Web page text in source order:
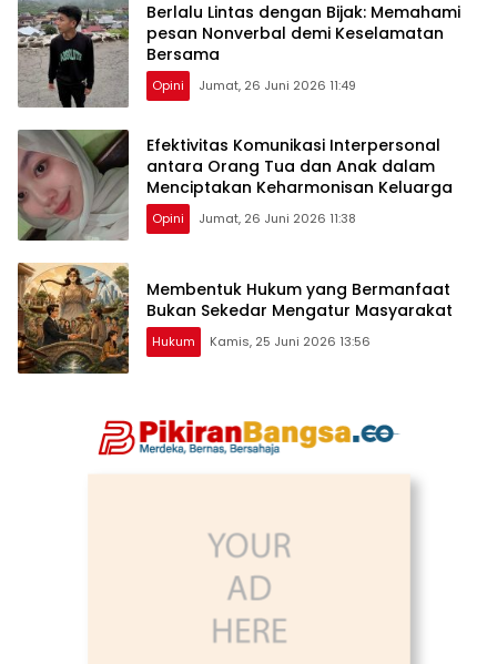
Berlalu Lintas dengan Bijak: Memahami
pesan Nonverbal demi Keselamatan
Bersama
Opini Jumat, 26 Juni 2026 11:49
Efektivitas Komunikasi Interpersonal
antara Orang Tua dan Anak dalam
Menciptakan Keharmonisan Keluarga
Opini Jumat, 26 Juni 2026 11:38
Membentuk Hukum yang Bermanfaat
Bukan Sekedar Mengatur Masyarakat
Hukum Kamis, 25 Juni 2026 13:56